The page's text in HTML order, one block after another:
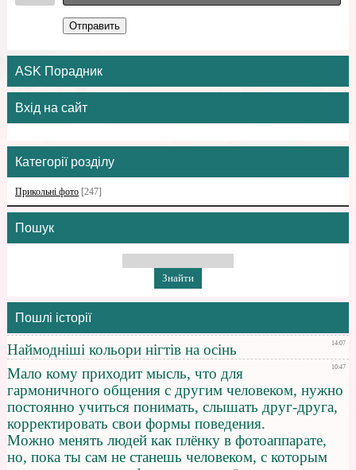
Отправить
ASK Порадник
Вхід на сайт
Категорії розділу
Прикольні фото [247]
Пошук
Пошлі історії